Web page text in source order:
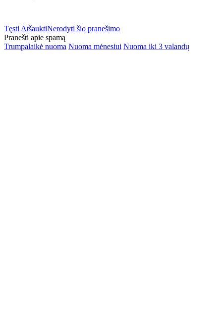
Tęsti AtšauktiNerodyti šio pranešimo
Pranešti apie spamą
Trumpalaikė nuoma Nuoma mėnesiui Nuoma iki 3 valandų